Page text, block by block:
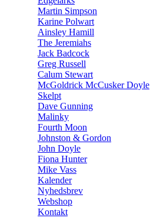
Martin Simpson
Karine Polwart
Ainsley Hamill
The Jeremiahs
Jack Badcock
Greg Russell
Calum Stewart
McGoldrick McCusker Doyle
Skelpt
Dave Gunning
Malinky
Fourth Moon
Johnston & Gordon
John Doyle
Fiona Hunter
Mike Vass
Kalender
Nyhedsbrev
Webshop
Kontakt